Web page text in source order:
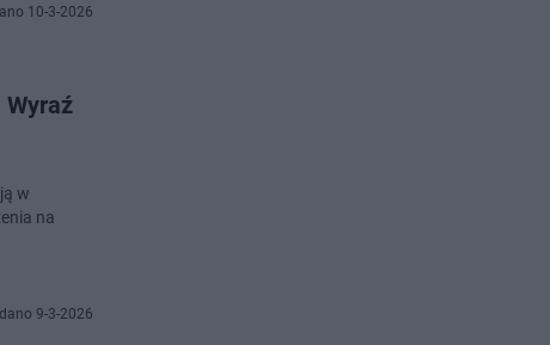
10-3-2026
w
na
9-3-2026